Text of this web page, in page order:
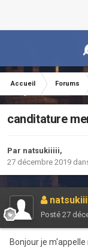
Accueil Forums
canditature
Par natsukiiiii,
27 décembre 2019
Posté 27
Bonjour je